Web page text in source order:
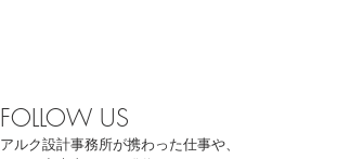
FOLLOW US
アルク設計事務所が携わった仕事や、